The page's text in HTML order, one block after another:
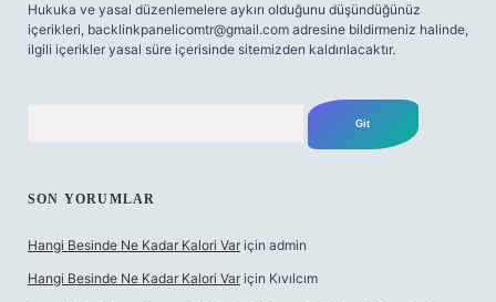
Hukuka ve yasal düzenlemelere aykırı olduğunu düşündüğünüz
içerikleri, backlinkpanelicomtr@gmail.com adresine bildirmeniz halinde,
ilgili içerikler yasal süre içerisinde sitemizden kaldırılacaktır.
SON YORUMLAR
Hangi Besinde Ne Kadar Kalori Var için admin
Hangi Besinde Ne Kadar Kalori Var için Kıvılcım